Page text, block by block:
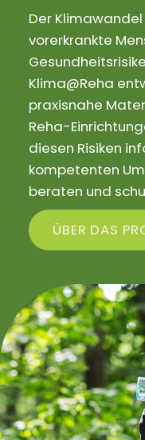
Der
vorerkrankte
Klima@Reha
praxisnahe
Reha-
diesen Risiken
kompetenten
beraten und
ÜBER DAS